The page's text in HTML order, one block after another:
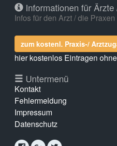
Informationen für Ärzte
Infos für den Arzt / die Praxen
zum kostenl. Praxis-/
hier kostenlos Eintragen
Untermenü
Kontakt
Fehlermeldung
Impressum
Datenschutz